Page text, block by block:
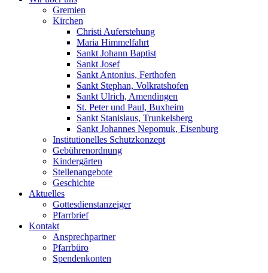
Gremien
Kirchen
Christi Auferstehung
Maria Himmelfahrt
Sankt Johann Baptist
Sankt Josef
Sankt Antonius, Ferthofen
Sankt Stephan, Volkratshofen
Sankt Ulrich, Amendingen
St. Peter und Paul, Buxheim
Sankt Stanislaus, Trunkelsberg
Sankt Johannes Nepomuk, Eisenburg
Institutionelles Schutzkonzept
Gebührenordnung
Kindergärten
Stellenangebote
Geschichte
Aktuelles
Gottesdienstanzeiger
Pfarrbrief
Kontakt
Ansprechpartner
Pfarrbüro
Spendenkonten